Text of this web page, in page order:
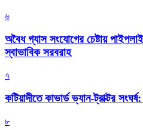
৬
অবৈধ গ্যাস সংযোগের চেষ্টায়
স্বাভাবিক সরবরাহ
৭
কটিয়াদীতে কাভার্ড ভ্যান-ট্রাক্টর
৮